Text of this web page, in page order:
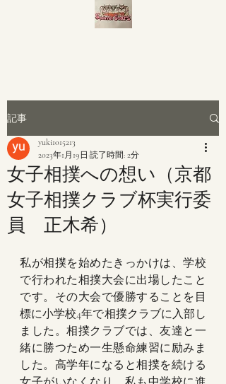
記事
女子相撲への想い（京都
女子相撲クラブ杯実行委
員 正木希）
yuki1015213
2023年1月19日 読了時間: 2分
私が相撲を始めたきっかけは、学校
で行われた相撲大会に出場したこと
です。その大会で優勝することを目
標に小学校4年で相撲クラブに入部し
ました。相撲クラブでは、友達と一
緒に勝つため一生懸命練習に励みま
した。高学年になると相撲を続ける